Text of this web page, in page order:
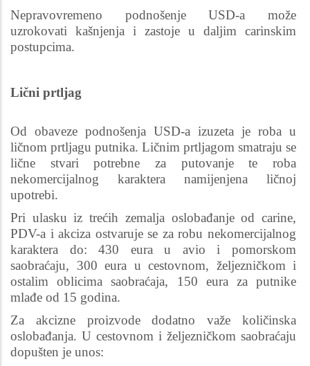
Nepravovremeno podnošenje USD-a može
uzrokovati kašnjenja i zastoje u daljim carinskim
postupcima.
Lični prtljag
Od obaveze podnošenja USD-a izuzeta je roba u
ličnom prtljagu putnika. Ličnim prtljagom smatraju se
lične stvari potrebne za putovanje te roba
nekomercijalnog karaktera namijenjena ličnoj
upotrebi.
Pri ulasku iz trećih zemalja oslobađanje od carine,
PDV-a i akciza ostvaruje se za robu nekomercijalnog
karaktera do: 430 eura u avio i pomorskom
saobraćaju, 300 eura u cestovnom, željezničkom i
ostalim oblicima saobraćaja, 150 eura za putnike
mlađe od 15 godina.
Za akcizne proizvode dodatno važe količinska
oslobađanja. U cestovnom i željezničkom saobraćaju
dopušten je unos: